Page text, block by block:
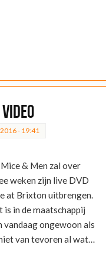
- 19:41
& Men zal over
weken zijn live DVD
at Brixton uitbrengen.
is in de maatschappij
vandaag ongewoon als
van tevoren al wat…